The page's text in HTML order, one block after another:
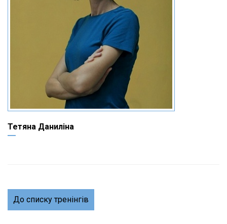
Тетяна Даниліна
До списку тренінгів